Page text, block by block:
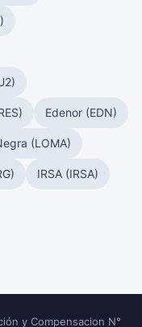
Edenor (EDN)
(LOMA)
IRSA (IRSA)
y Compensacion N°